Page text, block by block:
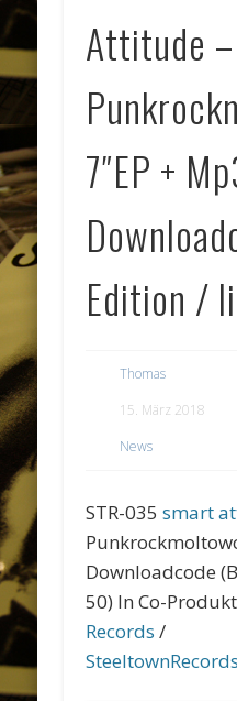
Attitude –
7″EP +
Edition /
Thomas
15. März 2018
News
STR-035smart
Downloadcode
50) In Co-
Records /